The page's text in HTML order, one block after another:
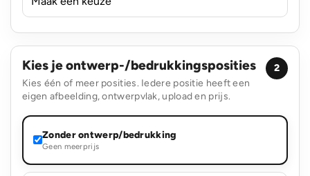
Kies je ontwerp-/bedrukkingsposities
Kies één of meer posities. Iedere positie heeft een
eigen afbeelding, ontwerpvlak, upload en prijs.
2
Zonder ontwerp/bedrukking
Geen meerprijs